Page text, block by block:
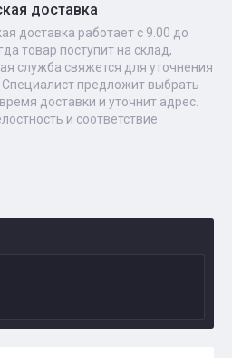
доставка
доставка работает с 9.00 до
товар поступит на склад,
служба свяжется для уточнения
Специалист предложит выбрать
доставки и уточнит адрес.
и соответствие